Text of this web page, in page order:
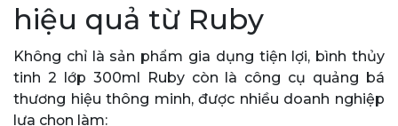
hiệu quả từ Ruby
Không chỉ là sản phẩm gia dụng tiện lợi, bình thủy
tinh 2 lớp 300ml Ruby còn là công cụ quảng bá
thương hiệu thông minh, được nhiều doanh nghiệp
lựa chọn làm: